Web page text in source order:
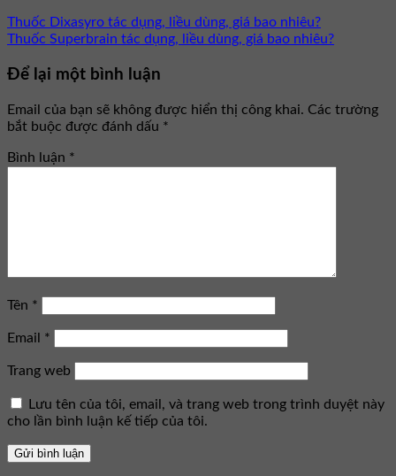
Thuốc Dixasyro tác dụng, liều dùng, giá bao nhiêu?
Thuốc Superbrain tác dụng, liều dùng, giá bao nhiêu?
Để lại một bình luận
Email của bạn sẽ không được hiển thị công khai. Các trường
bắt buộc được đánh dấu *
Bình luận *
Tên *
Email *
Trang web
Lưu tên của tôi, email, và trang web trong trình duyệt này
cho lần bình luận kế tiếp của tôi.